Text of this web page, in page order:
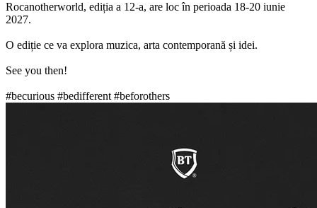
Rocanotherworld, ediția a 12-a, are loc în perioada 18-20 iunie
2027.
O ediție ce va explora muzica, arta contemporană și idei.
See you then!
#becurious #bedifferent #beforothers